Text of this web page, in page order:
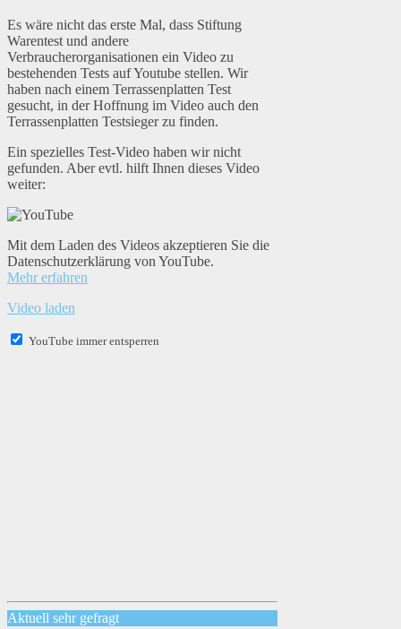
Es wäre nicht das erste Mal, dass Stiftung
Warentest und andere
Verbraucherorganisationen ein Video zu
bestehenden Tests auf Youtube stellen. Wir
haben nach einem Terrassenplatten Test
gesucht, in der Hoffnung im Video auch den
Terrassenplatten Testsieger zu finden.
Ein spezielles Test-Video haben wir nicht
gefunden. Aber evtl. hilft Ihnen dieses Video
weiter:
Mit dem Laden des Videos akzeptieren Sie die
Datenschutzerklärung von YouTube.
Mehr erfahren
Video laden
YouTube immer entsperren
Aktuell sehr gefragt